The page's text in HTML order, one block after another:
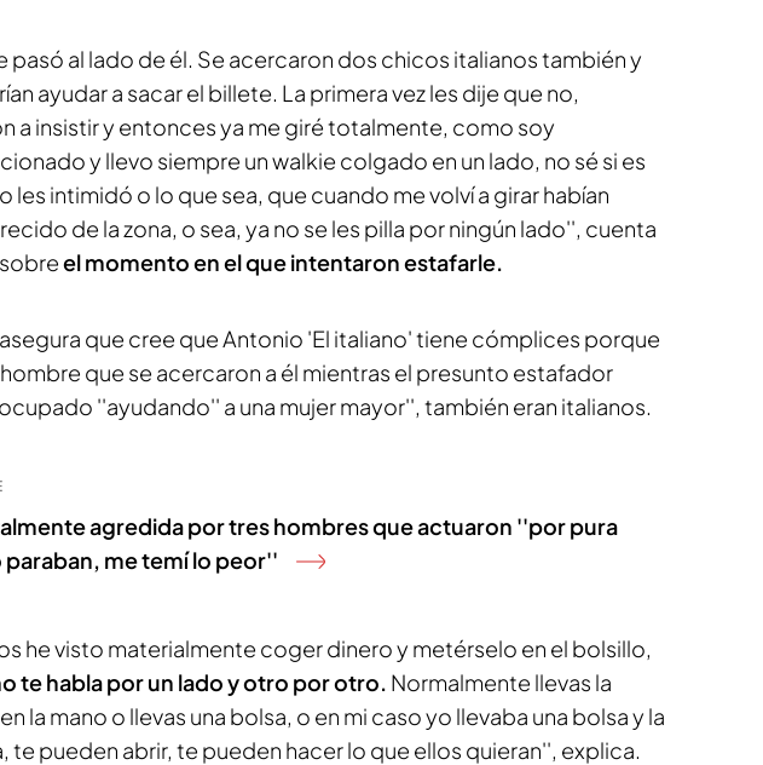
pasó al lado de él. Se acercaron dos chicos italianos también y
ayudar a sacar el billete. La primera vez les dije que no,
a insistir y entonces ya me giré totalmente, como soy
y llevo siempre un walkie colgado en un lado, no sé si es
les intimidó o lo que sea, que cuando me volví a girar habían
de la zona, o sea, ya no se les pilla por ningún lado'', cuenta
el momento en el que intentaron estafarle.
que cree que Antonio 'El italiano' tiene cómplices porque
que se acercaron a él mientras el presunto estafador
''ayudando'' a una mujer mayor'', también eran italianos.
agredida por tres hombres que actuaron ''por pura
me temí lo peor''
he visto materialmente coger dinero y metérselo en el bolsillo,
te habla por un lado y otro por otro. Normalmente llevas la
la mano o llevas una bolsa, o en mi caso yo llevaba una bolsa y la
te pueden abrir, te pueden hacer lo que ellos quieran'', explica.